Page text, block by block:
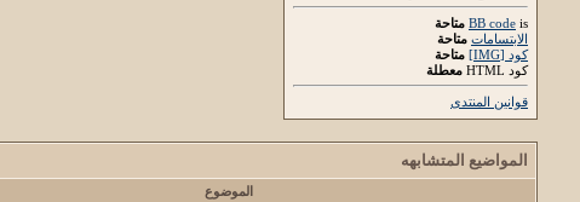
BB code is
متاحة
الابتسامات متاحة
كود [IMG]
متاحة
كود HTML
معطلة
قوانين المنتدى
المواضيع المتشابهه
الموضوع